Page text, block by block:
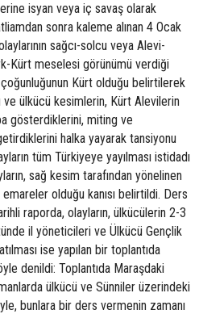
isyan veya iç savaş olarak
sonra kaleme alınan 4 Ocak
sağcı-solcu veya Alevi-
Kürt meselesi görünümü verdiği
Kürt olduğu belirtilerek
ve ülkücü kesimlerin, Kürt Alevilerin
gösterdiklerini, miting ve
halka yayarak tansiyonu
tüm Türkiyeye yayılması istidadı
sağ kesim tarafından yönelinen
olduğu kanısı belirtildi. Ders
raporda, olayların, ülkücülerin 2-3
il yöneticileri ve Ülkücü Gençlik
ise yapılan bir toplantıda
denildi: Toplantıda Maraşdaki
ülkücü ve Sünniler üzerindeki
bunlara bir ders vermenin zamanı